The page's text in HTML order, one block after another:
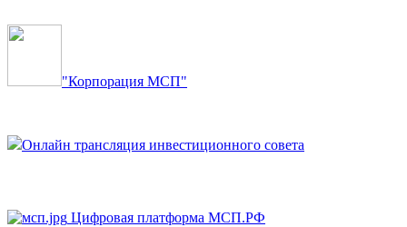
"Корпорация МСП"
Онлайн трансляция инвестиционного совета
Цифровая платформа МСП.РФ